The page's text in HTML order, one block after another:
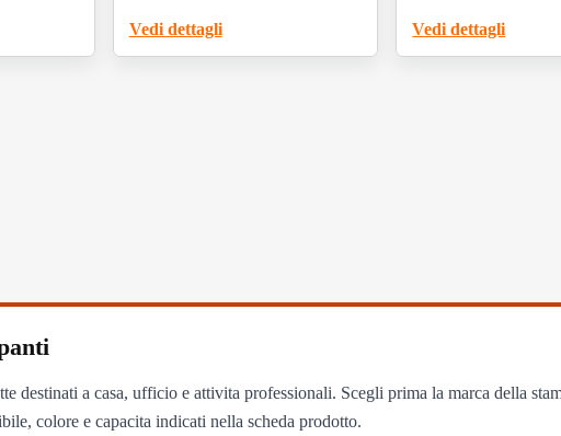
Vedi dettagli Vedi dettagli
destinati a casa, ufficio e attivita professionali. Scegli prima la marca della
colore e capacita indicati nella scheda prodotto.